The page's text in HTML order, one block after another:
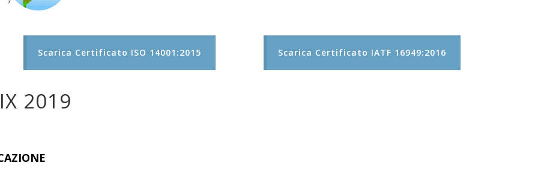
Scarica Certificato ISO 14001:2015 Scarica Certificato IATF 16949:2016
2019